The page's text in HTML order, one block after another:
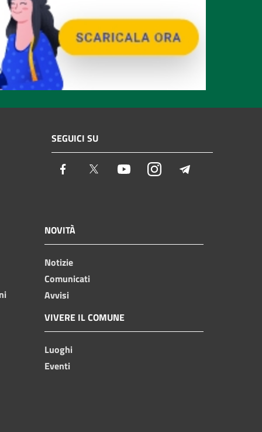
SEGUICI SU
Facebook Twitter YoutubeInstagram
NOVITÀ
Notizie
Comunicati
Avvisi
VIVERE IL COMUNE
Luoghi
Eventi